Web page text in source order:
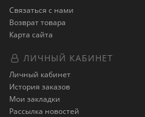
Связаться с нами
Возврат товара
Карта сайта
ЛИЧНЫЙ КАБИНЕТ
Личный кабинет
История заказов
Мои закладки
Рассылка новостей